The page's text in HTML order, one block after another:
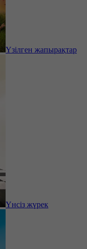
Үзілген жапырақтар
Үнсіз жүрек